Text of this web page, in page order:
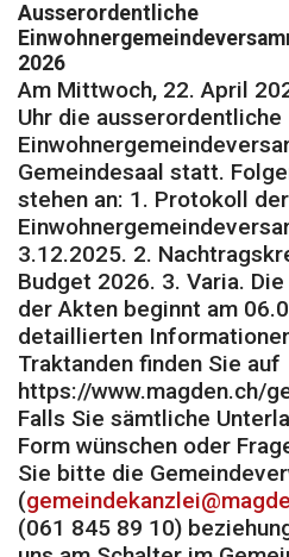
Ausserordentliche
2026
Am Mittwoch, 22. April
Uhr die ausserordentliche
Gemeindesaal statt.
stehen an: 1. Protokoll der
3.12.2025. 2.
Budget 2026. 3. Varia.
der Akten beginnt am
detaillierten
Traktanden finden Sie auf
https://www.magden.ch/
Falls Sie sämtliche
Form wünschen oder
Sie bitte die
(
(061 845 89 10)